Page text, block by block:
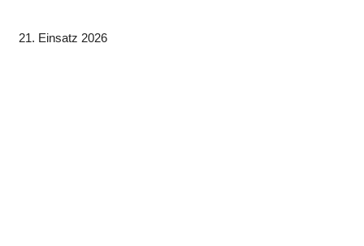
21. Einsatz 2026